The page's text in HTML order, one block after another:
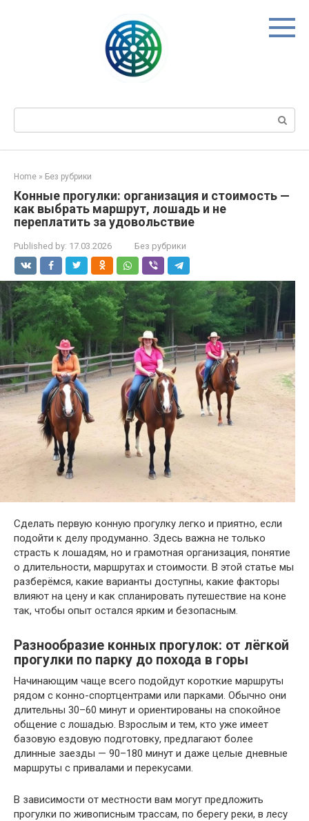
Search:
Home » Без рубрики
Конные прогулки: организация и стоимость —
как выбрать маршрут, лошадь и не
переплатить за удовольствие
Published by: 17.03.2026 Без рубрики
Сделать первую конную прогулку легко и приятно, если
подойти к делу продуманно. Здесь важна не только
страсть к лошадям, но и грамотная организация, понятие
о длительности, маршрутах и стоимости. В этой статье мы
разберёмся, какие варианты доступны, какие факторы
влияют на цену и как спланировать путешествие на коне
так, чтобы опыт остался ярким и безопасным.
Разнообразие конных прогулок: от лёгкой
прогулки по парку до похода в горы
Начинающим чаще всего подойдут короткие маршруты
рядом с конно-спортцентрами или парками. Обычно они
длительны 30–60 минут и ориентированы на спокойное
общение с лошадью. Взрослым и тем, кто уже имеет
базовую ездовую подготовку, предлагают более
длинные заезды — 90–180 минут и даже целые дневные
маршруты с привалами и перекусами.
В зависимости от местности вам могут предложить
прогулки по живописным трассам, по берегу реки, в лесу